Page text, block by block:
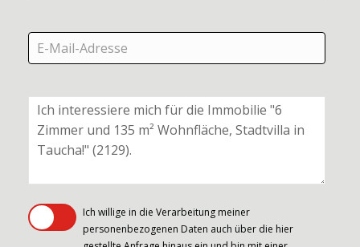
Ich willige in die Verarbeitung meiner
personenbezogenen Daten auch über die hier